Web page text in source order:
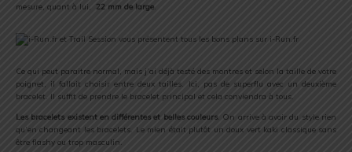
mesure, quant à lui, 22 mm de large.
Ce qui peut paraitre normal, mais j’ai déjà testé des montres et selon la taille de votre
poignet, il fallait choisir entre deux tailles. Ici, pas de superflu avec un deuxième
bracelet. Il suffit de prendre le bracelet principal et cela conviendra à tous.
Les bracelets existent en différentes et belles couleurs. On arrive à avoir du style rien
qu’en changeant les bracelets. Le mien était plutôt un doux vert kaki classique sans
être flashy ou trop masculin.